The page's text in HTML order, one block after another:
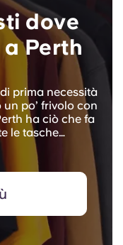
dove
Perth
prima necessità
po’ frivolo con
ha ciò che fa
le tasche…